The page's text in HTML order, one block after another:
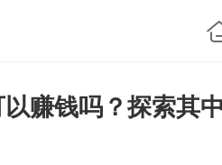
赚钱吗？探索其